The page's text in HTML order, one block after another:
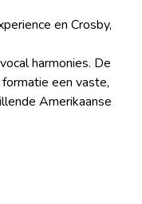
en Crosby,
harmonies. De
een vaste,
Amerikaanse